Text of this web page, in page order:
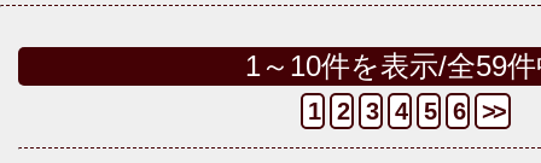
1～10件を表示/全59
1 2 3 4 5 6 >>